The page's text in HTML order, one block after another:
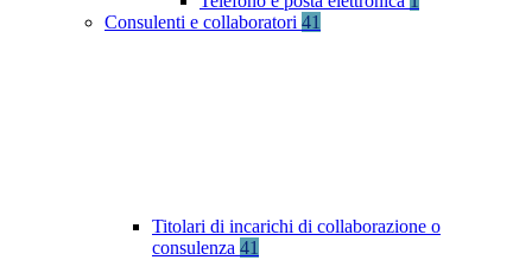
Consulenti e collaboratori 41
Titolari di incarichi di collaborazione o
consulenza 41